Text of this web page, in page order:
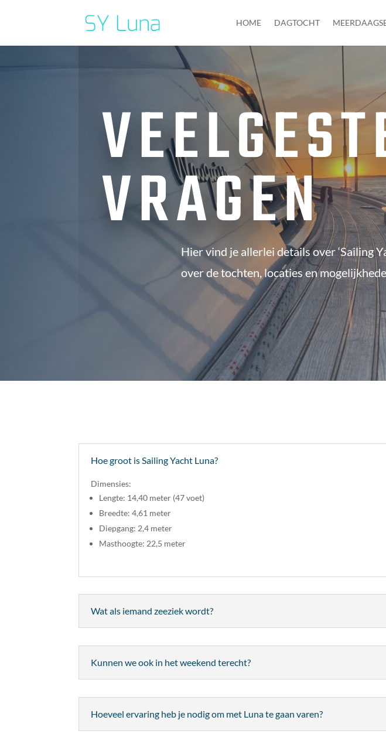
HOME DAGTOCHT
VRAGEN
Hier vind je allerlei details over ‘Sailing
over de tochten, locaties en
Hoe groot is Sailing Yacht Luna?
Dimensies:
Lengte: 14,40 meter (47 voet)
Breedte: 4,61 meter
Diepgang: 2,4 meter
Masthoogte: 22,5 meter
Wat als iemand zeeziek wordt?
Kunnen we ook in het weekend terecht?
Hoeveel ervaring heb je nodig om met Luna te gaan varen?